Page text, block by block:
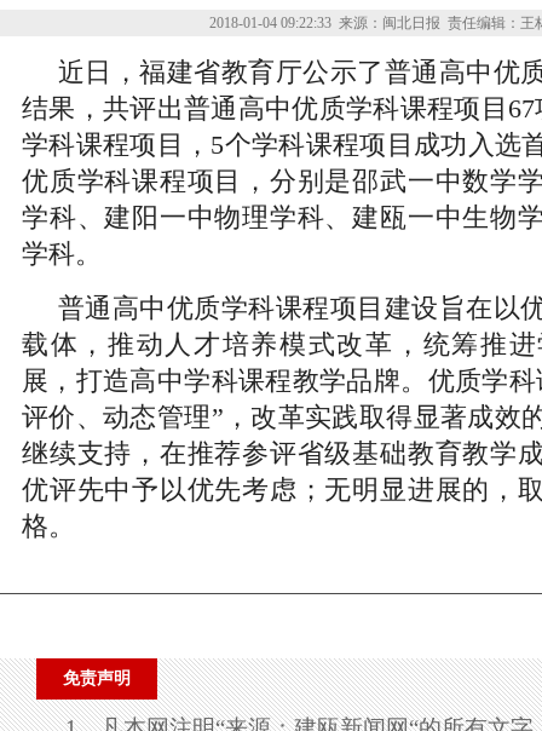
2018-01-04 09:22:33 来源：闽北日报 责任编辑：王
近日，福建省教育厅公示了普通高中优
结果，共评出普通高中优质学科课程项目
学科课程项目，5个学科课程项目成功入选
优质学科课程项目，分别是邵武一中数学
学科、建阳一中物理学科、建瓯一中生物
学科。
普通高中优质学科课程项目建设旨在以
载体，推动人才培养模式改革，统筹推
展，打造高中学科课程教学品牌。优质学
评价、动态管理”，改革实践取得显著成效
继续支持，在推荐参评省级基础教育教学
优评先中予以优先考虑；无明显进展的，
格。
免责声明